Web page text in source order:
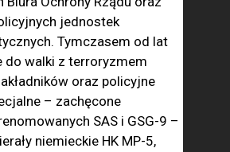
jednostek
Tymczasem od lat
do walki z terroryzmem
oraz policyjne
– zachęcone
SAS i GSG-9 –
niemieckie HK MP-5,